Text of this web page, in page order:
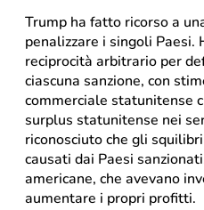
Trump ha fatto ricorso a
penalizzare i singoli Paesi.
reciprocità arbitrario per
ciascuna sanzione, con
commerciale statunitense
surplus statunitense nei
riconosciuto che gli
causati dai Paesi
americane, che avevano
aumentare i propri profitti.